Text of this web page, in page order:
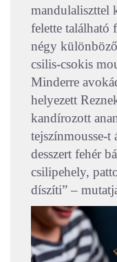
mandulaliszttel
felette található
négy
csilis-csokis
Minderre
helyezett
kandírozott
tejszínmousse-t
desszert fehér
csilipehely,
díszíti” –